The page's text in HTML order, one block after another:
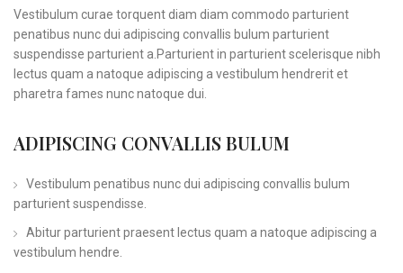
Vestibulum curae torquent diam diam commodo parturient
penatibus nunc dui adipiscing convallis bulum parturient
suspendisse parturient a.Parturient in parturient scelerisque nibh
lectus quam a natoque adipiscing a vestibulum hendrerit et
pharetra fames nunc natoque dui.
ADIPISCING CONVALLIS BULUM
Vestibulum penatibus nunc dui adipiscing convallis bulum
parturient suspendisse.
Abitur parturient praesent lectus quam a natoque adipiscing a
vestibulum hendre.